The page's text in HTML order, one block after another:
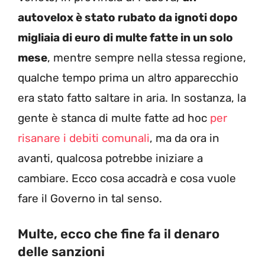
autovelox è stato rubato da ignoti dopo
migliaia di euro di multe fatte in un solo
mese, mentre sempre nella stessa regione,
qualche tempo prima un altro apparecchio
era stato fatto saltare in aria. In sostanza, la
gente è stanca di multe fatte ad hoc per
risanare i debiti comunali, ma da ora in
avanti, qualcosa potrebbe iniziare a
cambiare. Ecco cosa accadrà e cosa vuole
fare il Governo in tal senso.
Multe, ecco che fine fa il denaro
delle sanzioni